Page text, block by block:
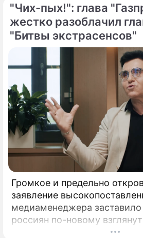
"Чих-пых!": глава
жестко разоблачил
"Битвы экстрасенсов"
Громкое и предельно
заявление
медиаменеджера
россиян по-новому
годами происходит на